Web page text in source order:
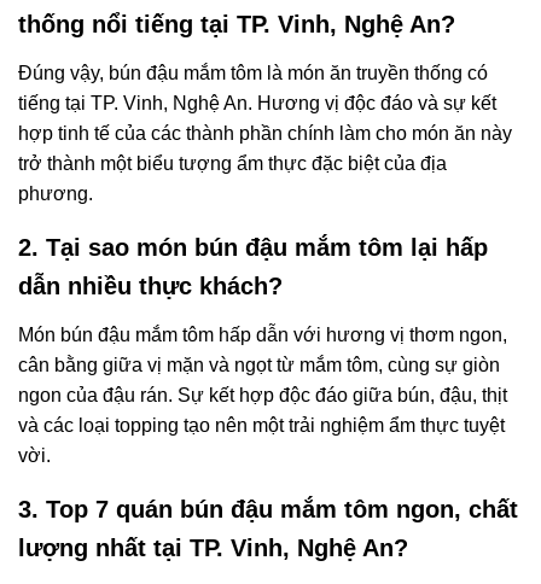
thống nổi tiếng tại TP. Vinh, Nghệ An?
Đúng vậy, bún đậu mắm tôm là món ăn truyền thống có
tiếng tại TP. Vinh, Nghệ An. Hương vị độc đáo và sự kết
hợp tinh tế của các thành phần chính làm cho món ăn này
trở thành một biểu tượng ẩm thực đặc biệt của địa
phương.
2. Tại sao món bún đậu mắm tôm lại hấp
dẫn nhiều thực khách?
Món bún đậu mắm tôm hấp dẫn với hương vị thơm ngon,
cân bằng giữa vị mặn và ngọt từ mắm tôm, cùng sự giòn
ngon của đậu rán. Sự kết hợp độc đáo giữa bún, đậu, thịt
và các loại topping tạo nên một trải nghiệm ẩm thực tuyệt
vời.
3. Top 7 quán bún đậu mắm tôm ngon, chất
lượng nhất tại TP. Vinh, Nghệ An?